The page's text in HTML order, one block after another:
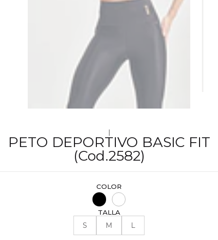
|
PETO DEPORTIVO BASIC FIT
(Cod.2582)
COLOR
TALLA
S M L